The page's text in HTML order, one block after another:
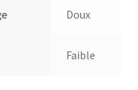
Doux
Faible